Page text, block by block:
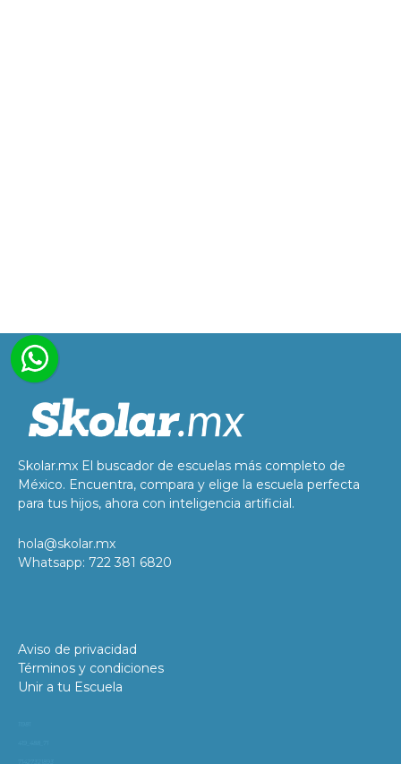
Skolar.mx El buscador de escuelas más completo de
México. Encuentra, compara y elige la escuela perfecta
para tus hijos, ahora con inteligencia artificial.
hola@skolar.mx
Whatsapp: 722 381 6820
Aviso de privacidad
Términos y condiciones
Unir a tu Escuela